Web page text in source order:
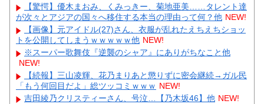
【驚愕】優木まおみ、くみっきー、菊地亜美……タレント達
が次々とアジアの国々へ移住する本当の理由って何？他 NEW!
【画像】元アイドル(27)さん、衣服が乱れたえちえちショッ
トを公開してしまうｗｗｗｗｗ他 NEW!
※スーパー歌舞伎『逆襲のシャア』にありがちなこと他
NEW!
【続報】三山凌輝、花乃まりあと懲りずに密会継続→ガル民
「もう何回目だよ」総ツッコミｗｗｗ NEW!
吉田綾乃クリスティーさん、号泣…【乃木坂46】他 NEW!